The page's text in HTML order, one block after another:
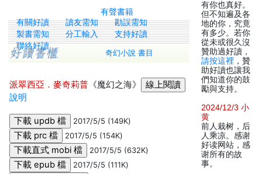
有聲書籍
有關好讀 讀友需知
勘誤需知
製書需知
分工輸入
支持好讀
聯絡好讀
奇幻小說 書目
派翠西亞．麥奇莉普 《魔幻之海》
說明
2017/5/5 (149K)
2017/5/5 (154K)
2017/5/5 (632K)
2017/5/5 (111K)
有你也真好。
但不知遍及各
地的你，究竟
有多少。若你
從未或很久沒
贊助過好讀，
請按這裡 ，贊
助好讀也讓我
們知道你的鼓
勵與支持。
2024/12/3 小
黄
前人栽树，后
人乘凉。感谢
好读网站，感
谢所有的故
事。